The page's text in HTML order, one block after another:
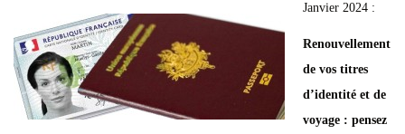
Janvier 2024 :
Renouvellement
de vos titres
d’identité et de
voyage : pensez